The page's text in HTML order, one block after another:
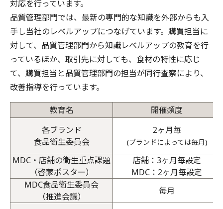
対応を行っています。
品質管理部門では、最新の専門的な知識を外部からも入
手し当社のレベルアップにつなげています。購買担当に
対して、品質管理部門から知識レベルアップの教育を行
っているほか、取引先に対しても、食材の特性に応じ
て、購買担当と品質管理部門の担当が同行査察により、
改善指導を行っています。
教育名
開催頻度
各ブランド
食品衛生委員会
2ヶ月毎
(ブランドによっては毎月)
MDC・店舗の衛生重点課題
（啓蒙ポスター）
店舗：3ヶ月毎設定
MDC：2ヶ月毎設定
MDC食品衛生委員会
（推進会議）
毎月